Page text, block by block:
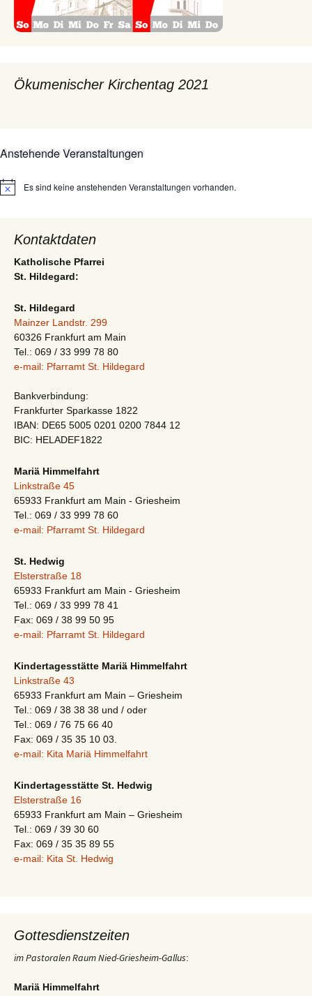
Ökumenischer Kirchentag 2021
Anstehende Veranstaltungen
HinweisEs sind keine anstehenden Veranstaltungen vorhanden.
Kontaktdaten
Katholische Pfarrei
St. Hildegard:
St. Hildegard
Mainzer Landstr. 299
60326 Frankfurt am Main
Tel.: 069 / 33 999 78 80
e-mail: Pfarramt St. Hildegard
Bankverbindung:
Frankfurter Sparkasse 1822
IBAN: DE65 5005 0201 0200 7844 12
BIC: HELADEF1822
Mariä Himmelfahrt
Linkstraße 45
65933 Frankfurt am Main - Griesheim
Tel.: 069 / 33 999 78 60
e-mail: Pfarramt St. Hildegard
St. Hedwig
Elsterstraße 18
65933 Frankfurt am Main - Griesheim
Tel.: 069 / 33 999 78 41
Fax: 069 / 38 99 50 95
e-mail: Pfarramt St. Hildegard
Kindertagesstätte Mariä Himmelfahrt
Linkstraße 43
65933 Frankfurt am Main – Griesheim
Tel.: 069 / 38 38 38 und / oder
Tel.: 069 / 76 75 66 40
Fax: 069 / 35 35 10 03.
e-mail: Kita Mariä Himmelfahrt
Kindertagesstätte St. Hedwig
Elsterstraße 16
65933 Frankfurt am Main – Griesheim
Tel.: 069 / 39 30 60
Fax: 069 / 35 35 89 55
e-mail: Kita St. Hedwig
Gottesdienstzeiten
im Pastoralen Raum Nied-Griesheim-Gallus:
Mariä Himmelfahrt